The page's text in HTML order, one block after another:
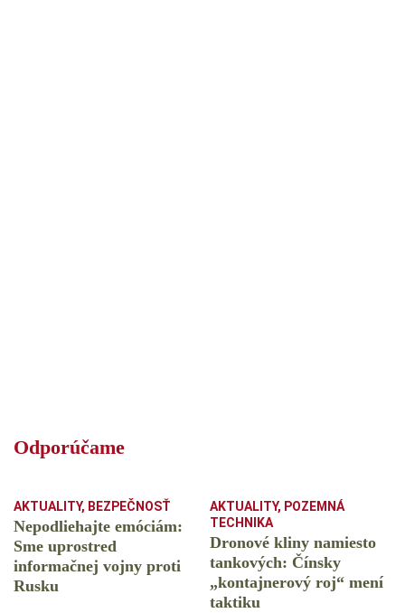
Odporúčame
AKTUALITY, BEZPEČNOSŤ
Nepodliehajte emóciám:
Sme uprostred
informačnej vojny proti
Rusku
AKTUALITY, POZEMNÁ
TECHNIKA
Dronové kliny namiesto
tankových: Čínsky
️„kontajnerový roj“ mení
taktiku